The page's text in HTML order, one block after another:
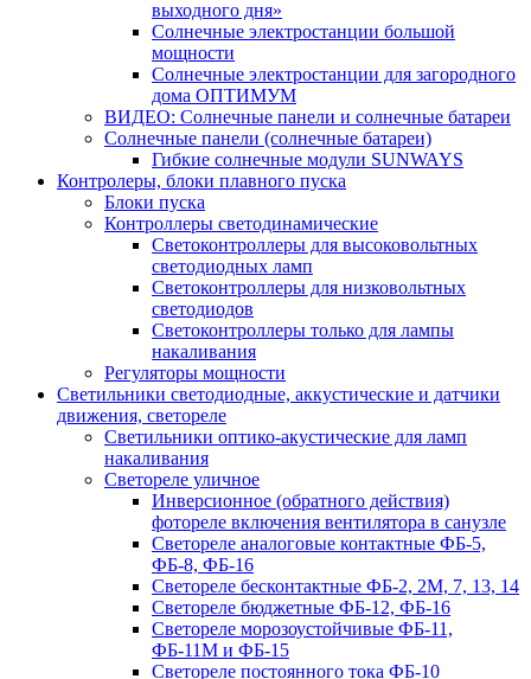
выходного дня»
Солнечные электростанции большой
мощности
Солнечные электростанции для загородного
дома ОПТИМУМ
ВИДЕО: Солнечные панели и солнечные батареи
Солнечные панели (солнечные батареи)
Гибкие солнечные модули SUNWAYS
Контролеры, блоки плавного пуска
Блоки пуска
Контроллеры светодинамические
Светоконтроллеры для высоковольтных
светодиодных ламп
Светоконтроллеры для низковольтных
светодиодов
Светоконтроллеры только для лампы
накаливания
Регуляторы мощности
Светильники светодиодные, аккустические и датчики
движения, светореле
Светильники оптико-акустические для ламп
накаливания
Светореле уличное
Инверсионное (обратного действия)
фотореле включения вентилятора в санузле
Светореле аналоговые контактные ФБ-5,
ФБ-8, ФБ-16
Светореле бесконтактные ФБ-2, 2М, 7, 13, 14
Светореле бюджетные ФБ-12, ФБ-16
Светореле морозоустойчивые ФБ-11,
ФБ-11М и ФБ-15
Светореле постоянного тока ФБ-10